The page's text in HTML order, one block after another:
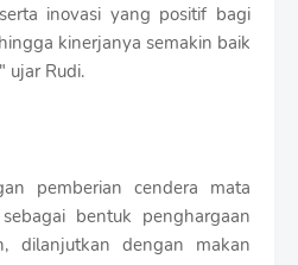
inovasi yang positif bagi
kinerjanya semakin baik
ujar Rudi.
pemberian cendera mata
bentuk penghargaan
dilanjutkan dengan makan